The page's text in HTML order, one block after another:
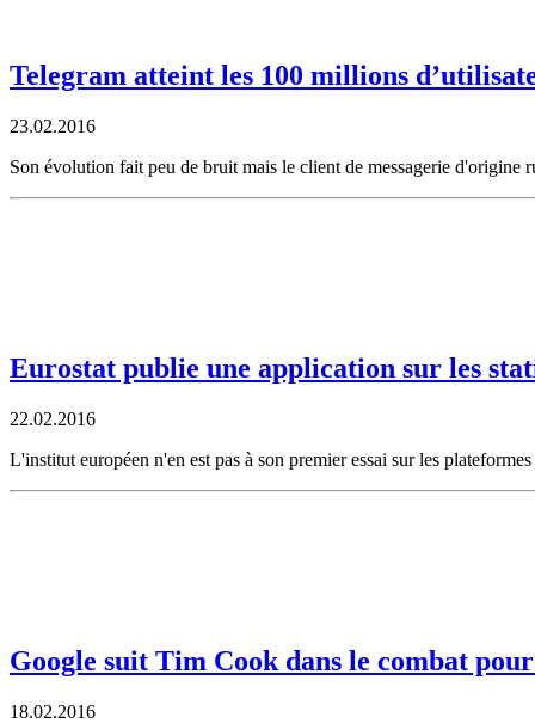
Telegram atteint les 100 millions
23.02.2016
Son évolution fait peu de bruit mais le client de messagerie d'origine
Eurostat publie une application sur les
22.02.2016
L'institut européen n'en est pas à son premier essai sur les
Google suit Tim Cook dans le combat
18.02.2016